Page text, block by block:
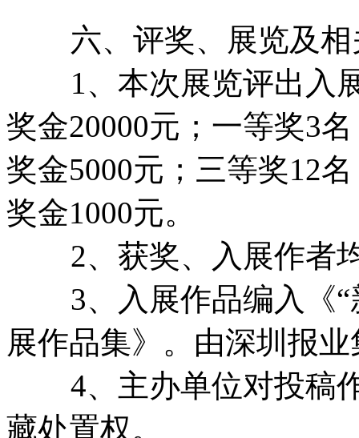
六、评奖、展览及相
1、本次展览评出入展
奖金20000元；一等奖3
奖金5000元；三等奖12
奖金1000元。
2、获奖、入展作者均
3、入展作品编入《“
展作品集》。由深圳报
4、主办单位对投稿作
藏处置权。